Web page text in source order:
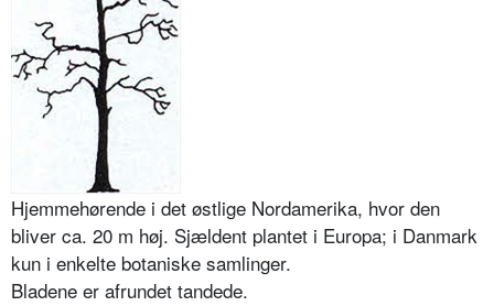
Hjemmehørende i det østlige Nordamerika, hvor den
bliver ca. 20 m høj. Sjældent plantet i Europa; i Danmark
kun i enkelte botaniske samlinger.
Bladene er afrundet tandede.